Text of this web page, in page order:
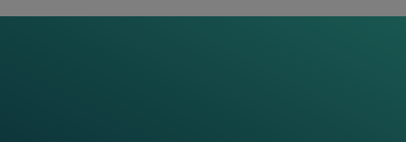
assurons un suivi continu tout au long de